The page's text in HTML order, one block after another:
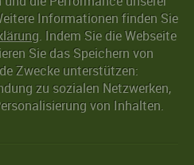
Informationen finden Sie
. Indem Sie die Webseite
Sie das Speichern von
Zwecke unterstützen:
zu sozialen Netzwerken,
von Inhalten.